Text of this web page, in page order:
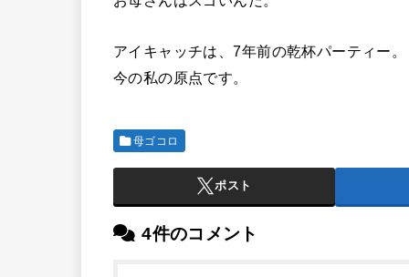
アイキャッチは、7年前の乾杯パーティー。
今の私の原点です。
母ゴコロ
ポスト
4件のコメント